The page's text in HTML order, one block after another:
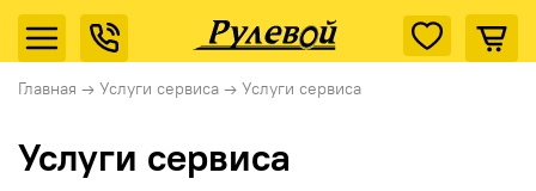
Главная → Услуги сервиса → Услуги сервиса
Услуги сервиса